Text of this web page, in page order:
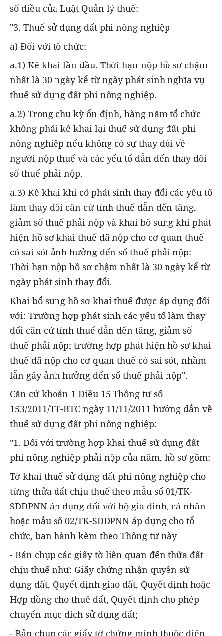
số điều của Luật Quản lý thuế:
"3. Thuế sử dụng đất phi nông nghiệp
a) Đối với tổ chức:
a.1) Kê khai lần đầu: Thời hạn nộp hồ sơ chậm
nhất là 30 ngày kể từ ngày phát sinh nghĩa vụ
thuế sử dụng đất phi nông nghiệp.
a.2) Trong chu kỳ ổn định, hàng năm tổ chức
không phải kê khai lại thuế sử dụng đất phi
nông nghiệp nếu không có sự thay đổi về
người nộp thuế và các yếu tổ dẫn đến thay đổi
số thuế phải nộp.
a.3) Kê khai khi có phát sinh thay đổi các yếu tố
làm thay đổi căn cứ tính thuế dẫn đến tăng,
giảm số thuế phải nộp và khai bổ sung khi phát
hiện hồ sơ khai thuế đã nộp cho cơ quan thuế
có sai sót ảnh hưởng đến số thuế phải nộp:
Thời hạn nộp hồ sơ chậm nhất là 30 ngày kể từ
ngày phát sinh thay đổi.
Khai bổ sung hồ sơ khai thuế được áp dụng đối
với: Trường hợp phát sinh các yếu tố làm thay
đổi căn cứ tính thuế dẫn đến tăng, giảm số
thuế phải nộp; trường hợp phát hiện hồ sơ khai
thuế đã nộp cho cơ quan thuế có sai sót, nhầm
lẫn gây ảnh hưởng đến số thuế phải nộp".
Căn cứ khoản 1 Điều 15 Thông tư số
153/2011/TT-BTC ngày 11/11/2011 hướng dẫn về
thuế sử dụng đất phi nông nghiệp:
"1. Đối với trường hợp khai thuế sử dụng đất
phi nông nghiệp phải nộp của năm, hồ sơ gồm:
Tờ khai thuế sử dụng đất phi nông nghiệp cho
từng thửa đất chịu thuế theo mẫu số 01/TK-
SDDPNN áp dụng đối với hộ gia đình, cá nhân
hoặc mẫu số 02/TK-SDDPNN áp dụng cho tổ
chức, ban hành kèm theo Thông tư này
- Bản chụp các giấy tờ liên quan đến thửa đất
chịu thuế như: Giấy chứng nhận quyền sử
dụng đất, Quyết định giao đất, Quyết định hoặc
Hợp đồng cho thuê đất, Quyết định cho phép
chuyển mục đích sử dụng đất;
- Bản chụp các giấy tờ chứng minh thuộc diện